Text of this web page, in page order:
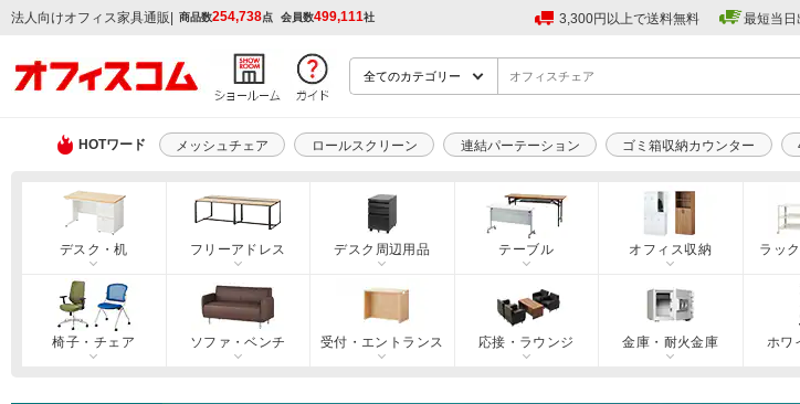
法人向けオフィス家具通販 | 商品数254,738点 会員数499,111社 3,300円以上で送料無料 最短当日
HOTワード メッシュチェア ロールスクリーン 連結パーテーション ゴミ箱収納カウンター
デスク・机 フリーアドレス デスク周辺用品 テーブル オフィス収納 ラッ
椅子・チェア ソファ・ベンチ 受付・エントランス 応接・ラウンジ 金庫・耐火金庫 ホワ